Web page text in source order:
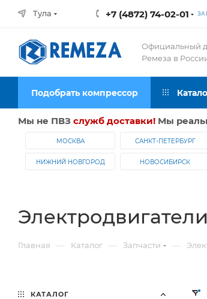
Тула +7 (4872) 74-02-01
Официальный
Ремеза в
Подобрать компрессор
Мы не ПВЗ служб доставки! Мы
МОСКВА САНКТ-ПЕТЕРБУРГ
НИЖНИЙ НОВГОРОД НОВОСИБИРСК
Главная — Каталог — Запчасти —
КАТАЛОГ